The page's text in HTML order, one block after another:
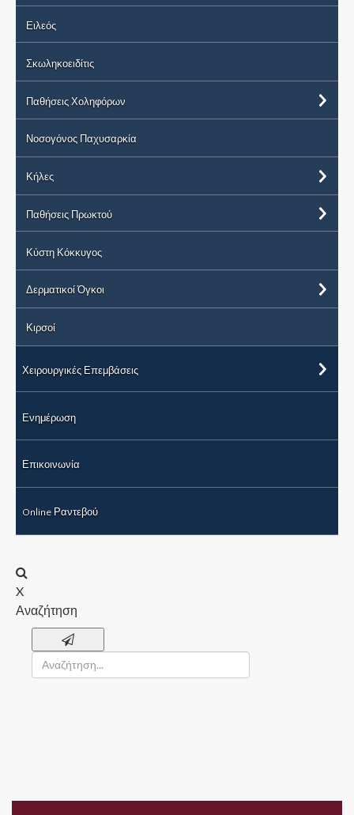
Ειλεός
Σκωληκοειδίτις
Παθήσεις Χοληφόρων
Νοσογόνος Παχυσαρκία
Κήλες
Παθήσεις Πρωκτού
Κύστη Κόκκυγος
Δερματικοί Όγκοι
Κιρσοί
Χειρουργικές Επεμβάσεις
Ενημέρωση
Επικοινωνία
Online Ραντεβού
X
Αναζήτηση